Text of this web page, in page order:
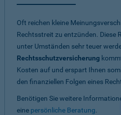
Oft reichen kleine
Rechtsstreit zu entzünden. Diese
unter Umständen sehr teuer
Rechtsschutzversicherung
Kosten auf und erspart Ihnen
den finanziellen Folgen eines
Benötigen Sie weitere
eine persönliche Beratung.